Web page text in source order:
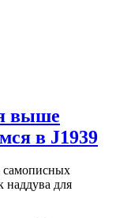
выше
в J1939
самописных
наддува для